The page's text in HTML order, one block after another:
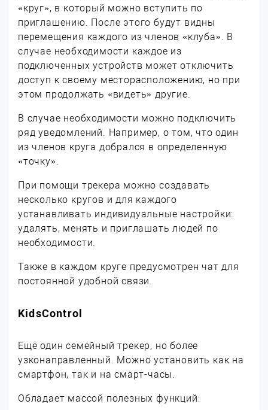
«круг», в который можно вступить по
приглашению. После этого будут видны
перемещения каждого из членов «клуба». В
случае необходимости каждое из
подключенных устройств может отключить
доступ к своему месторасположению, но при
этом продолжать «видеть» другие.
В случае необходимости можно подключить
ряд уведомлений. Например, о том, что один
из членов круга добрался в определенную
«точку».
При помощи трекера можно создавать
несколько кругов и для каждого
устанавливать индивидуальные настройки:
удалять, менять и приглашать людей по
необходимости.
Также в каждом круге предусмотрен чат для
постоянной удобной связи.
KidsControl
Ещё один семейный трекер, но более
узконаправленный. Можно установить как на
смартфон, так и на смарт-часы.
Обладает массой полезных функций: